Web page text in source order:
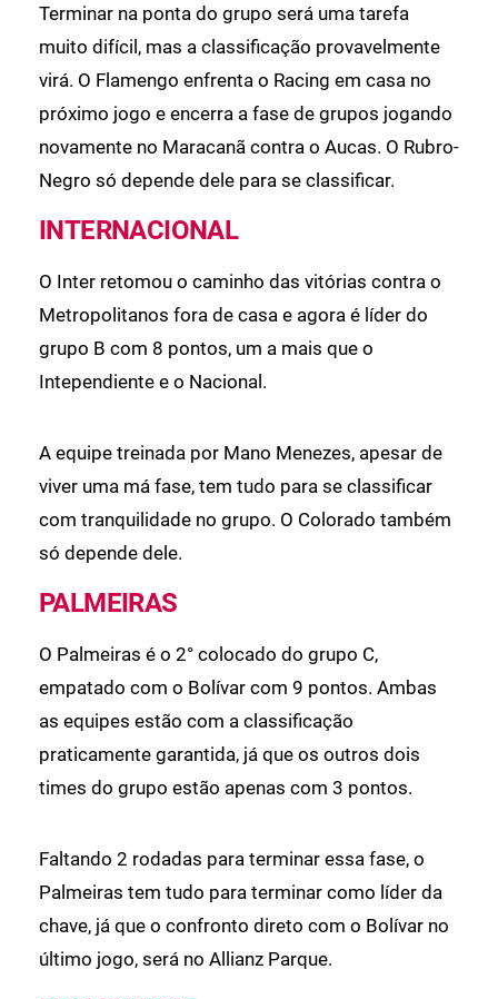
Terminar na ponta do grupo será uma tarefa
muito difícil, mas a classificação provavelmente
virá. O Flamengo enfrenta o Racing em casa no
próximo jogo e encerra a fase de grupos jogando
novamente no Maracanã contra o Aucas. O Rubro-
Negro só depende dele para se classificar.
INTERNACIONAL
O Inter retomou o caminho das vitórias contra o
Metropolitanos fora de casa e agora é líder do
grupo B com 8 pontos, um a mais que o
Intependiente e o Nacional.
A equipe treinada por Mano Menezes, apesar de
viver uma má fase, tem tudo para se classificar
com tranquilidade no grupo. O Colorado também
só depende dele.
PALMEIRAS
O Palmeiras é o 2° colocado do grupo C,
empatado com o Bolívar com 9 pontos. Ambas
as equipes estão com a classificação
praticamente garantida, já que os outros dois
times do grupo estão apenas com 3 pontos.
Faltando 2 rodadas para terminar essa fase, o
Palmeiras tem tudo para terminar como líder da
chave, já que o confronto direto com o Bolívar no
último jogo, será no Allianz Parque.